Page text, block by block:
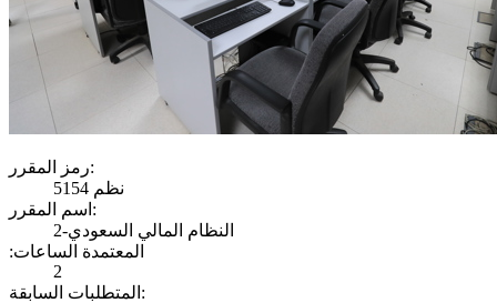
رمز المقرر:
نظم 5154
اسم المقرر:
النظام المالي السعودي-2
:المعتمدة الساعات
2
المتطلبات السابقة: